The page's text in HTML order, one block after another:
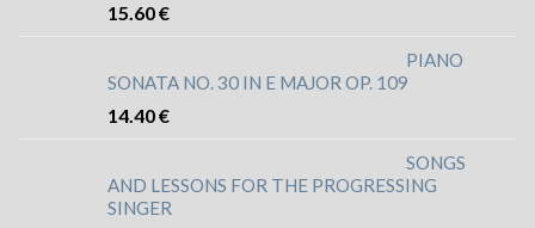
15.60€
PIANO
SONATA NO. 30 IN E MAJOR OP. 109
14.40€
SONGS
AND LESSONS FOR THE PROGRESSING
SINGER